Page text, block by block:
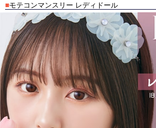
■モテコンマンスリー レディドール